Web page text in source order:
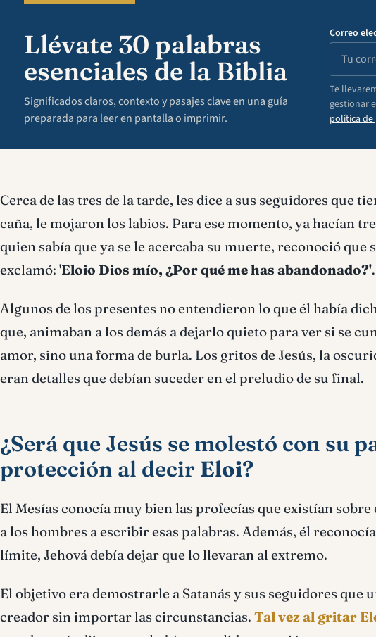
Llévate 30 palabras
esenciales de la Biblia
Significados claros, contexto y pasajes clave en una guía
preparada para leer en pantalla o imprimir.
Correo
Te
gestionar
política de
Cerca de las tres de la tarde, les dice a sus seguidores que
caña, le mojaron los labios. Para ese momento, ya hacían
quien sabía que ya se le acercaba su muerte, reconoció
exclamó: 'Eloio Dios mío, ¿Por qué me has abandonado?'.
Algunos de los presentes no entendieron lo que él había
que, animaban a los demás a dejarlo quieto para ver si se
amor, sino una forma de burla. Los gritos de Jesús, la
eran detalles que debían suceder en el preludio de su final.
¿Será que Jesús se molestó con su
protección al decir Eloi?
El Mesías conocía muy bien las profecías que existían
a los hombres a escribir esas palabras. Además, él
límite, Jehová debía dejar que lo llevaran al extremo.
El objetivo era demostrarle a Satanás y sus seguidores que
creador sin importar las circunstancias. Tal vez al gritar